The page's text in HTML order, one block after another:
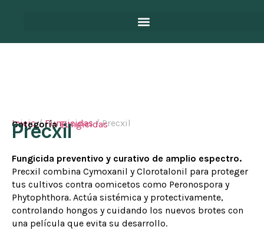
Inicio/Fungicidas/ Precxil
Categoría Fungicidas
Precxil
Fungicida preventivo y curativo de amplio espectro.
Precxil combina Cymoxanil y Clorotalonil para proteger
tus cultivos contra oomicetos como Peronospora y
Phytophthora. Actúa sistémica y protectivamente,
controlando hongos y cuidando los nuevos brotes con
una película que evita su desarrollo.